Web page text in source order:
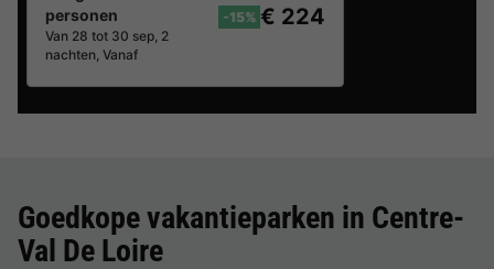
personen
Van 28 tot 30 sep, 2
nachten, Vanaf
-15% € 224
Goedkope vakantieparken in Centre-
Val De Loire